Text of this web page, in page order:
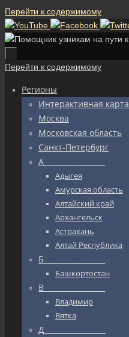
Перейти к содержимому
Перейти к содержимому
Регионы
Интерактивная карта
Москва
Московская область
Санкт-Петербург
А_________________
Адыгея
Амурская область
Алтайский край
Архангельск
Астрахань
Алтай Республика
Б_________________
Башкортостан
В_________________
Владимир
Вятка
Д_________________